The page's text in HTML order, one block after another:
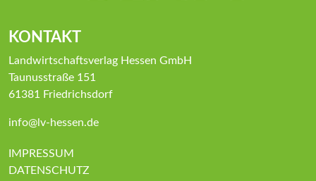
KONTAKT
Landwirtschaftsverlag Hessen GmbH
Taunusstraße 151
61381 Friedrichsdorf
info@lv-hessen.de
IMPRESSUM
DATENSCHUTZ